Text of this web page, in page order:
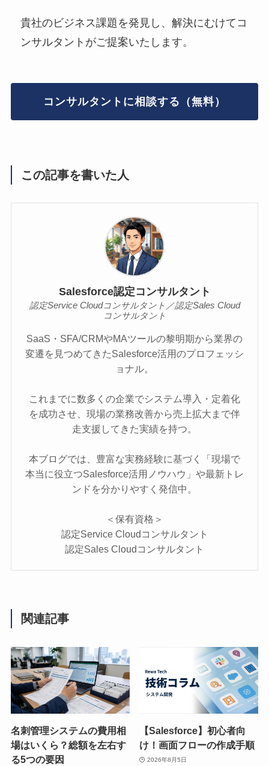
貴社のビジネス課題を発見し、解決にむけてコ
ンサルタントがご提案いたします。
コンサルタントに相談する（無料）
この記事を書いた人
Salesforce認定コンサルタント
認定Service Cloudコンサルタント／認定Sales Cloud
コンサルタント
SaaS・SFA/CRMやMAツールの黎明期から業界の
変遷を見つめてきたSalesforce活用のプロフェッシ
ョナル。
これまでに数多くの企業でシステム導入・定着化
を成功させ、現場の業務改善から売上拡大まで伴
走支援してきた実績を持つ。
本ブログでは、豊富な実務経験に基づく「現場で
本当に役立つSalesforce活用ノウハウ」や最新トレ
ンドを分かりやすく発信中。
＜保有資格＞
認定Service Cloudコンサルタント
認定Sales Cloudコンサルタント
関連記事
名刺管理システムの費用相
場はいくら？総額を左右す
る5つの要因
【Salesforce】初心者向
け！画面フローの作成手順
2026年8月5日